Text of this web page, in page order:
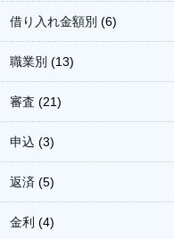
借り入れ金額別 (6)
職業別 (13)
審査 (21)
申込 (3)
返済 (5)
金利 (4)